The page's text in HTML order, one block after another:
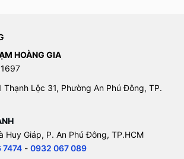
HOÀNG GIA
Thạnh Lộc 31, Phường An Phú Đông, TP.
Huy Giáp, P. An Phú Đông, TP.HCM
7474 - 0932 067 089